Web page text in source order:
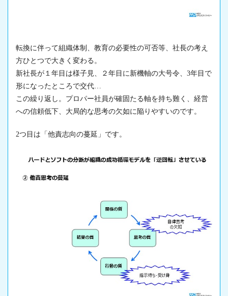
転換に伴って組織体制、教育の必要性の可否等、社長の考え
方ひとつで大きく変わる。
新社長が１年目は様子見、２年目に新機軸の大号令、3年目で
形になったところで交代…
この繰り返し。プロパー社員が確固たる軸を持ち難く、経営
への信頼低下、大局的な思考の欠如に陥りやすいのです。
2つ目は「他責志向の蔓延」です。